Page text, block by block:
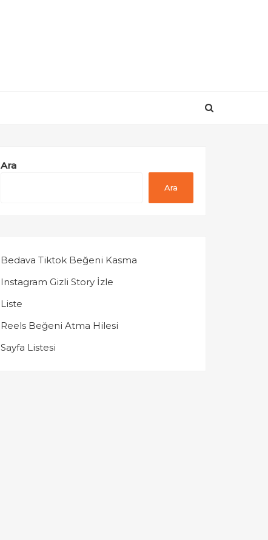
Ara
Ara
Bedava Tiktok Beğeni Kasma
Instagram Gizli Story İzle
Liste
Reels Beğeni Atma Hilesi
Sayfa Listesi